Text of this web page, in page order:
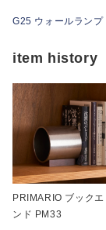
G25 ウォールランプ
item history
PRIMARIO ブックエ
ンド PM33